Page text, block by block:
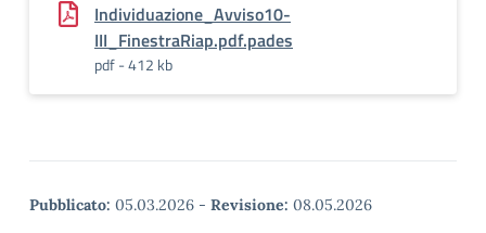
Individuazione_Avviso10-
III_FinestraRiap.pdf.pades
pdf - 412 kb
Pubblicato: 05.03.2026 - Revisione: 08.05.2026